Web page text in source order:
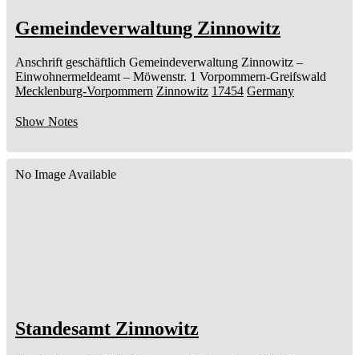
Gemeindeverwaltung Zinnowitz
Anschrift geschäftlich Gemeindeverwaltung Zinnowitz –
Einwohnermeldeamt – Möwenstr. 1 Vorpommern-Greifswald
Mecklenburg-Vorpommern Zinnowitz 17454 Germany
Show Notes
No Image Available
Standesamt Zinnowitz